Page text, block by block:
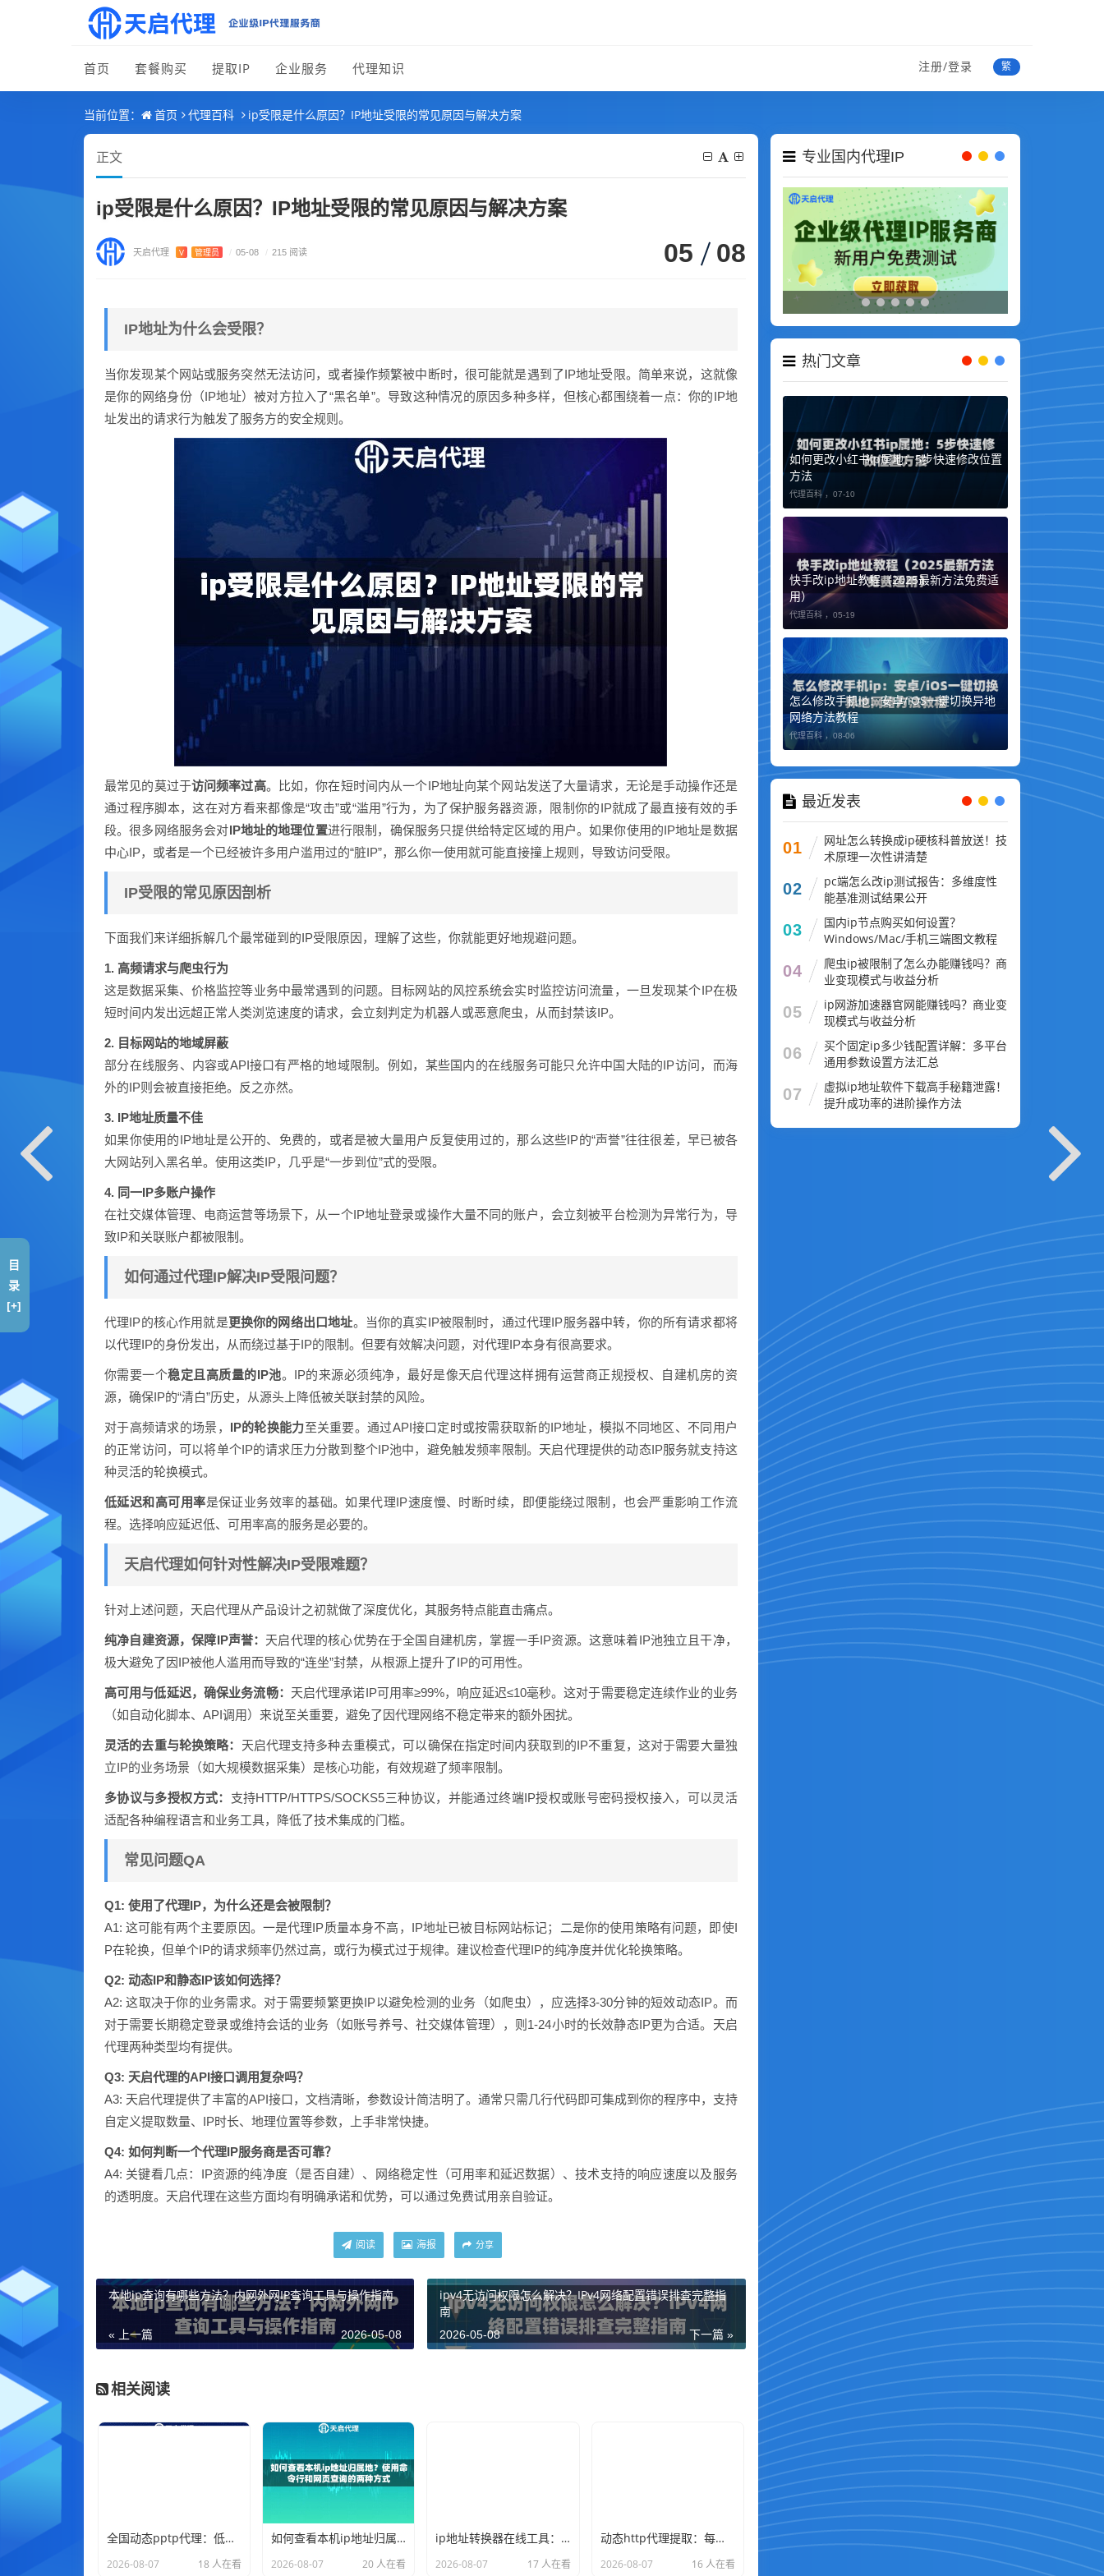
首页 套餐购买 提取IP 企业服务 代理知识 注册/登录 繁
当前位置： 首页 代理百科 ip受限是什么原因？IP地址受限的常见原因与解决方案
正文
ip受限是什么原因？IP地址受限的常见原因与解决方案
天启代理 V 管理员 / 05-08 / 215 阅读 05 08
IP地址为什么会受限？
当你发现某个网站或服务突然无法访问，或者操作频繁被中断时，很可能就是遇到了IP地址受限。简单来说，这就像
是你的网络身份（IP地址）被对方拉入了“黑名单”。导致这种情况的原因多种多样，但核心都围绕着一点：你的IP地
址发出的请求行为触发了服务方的安全规则。
最常见的莫过于访问频率过高。比如，你在短时间内从一个IP地址向某个网站发送了大量请求，无论是手动操作还是
通过程序脚本，这在对方看来都像是“攻击”或“滥用”行为，为了保护服务器资源，限制你的IP就成了最直接有效的手
段。很多网络服务会对IP地址的地理位置进行限制，确保服务只提供给特定区域的用户。如果你使用的IP地址是数据
中心IP，或者是一个已经被许多用户滥用过的“脏IP”，那么你一使用就可能直接撞上规则，导致访问受限。
IP受限的常见原因剖析
下面我们来详细拆解几个最常碰到的IP受限原因，理解了这些，你就能更好地规避问题。
1. 高频请求与爬虫行为
这是数据采集、价格监控等业务中最常遇到的问题。目标网站的风控系统会实时监控访问流量，一旦发现某个IP在极
短时间内发出远超正常人类浏览速度的请求，会立刻判定为机器人或恶意爬虫，从而封禁该IP。
2. 目标网站的地域屏蔽
部分在线服务、内容或API接口有严格的地域限制。例如，某些国内的在线服务可能只允许中国大陆的IP访问，而海
外的IP则会被直接拒绝。反之亦然。
3. IP地址质量不佳
如果你使用的IP地址是公开的、免费的，或者是被大量用户反复使用过的，那么这些IP的“声誉”往往很差，早已被各
大网站列入黑名单。使用这类IP，几乎是“一步到位”式的受限。
4. 同一IP多账户操作
在社交媒体管理、电商运营等场景下，从一个IP地址登录或操作大量不同的账户，会立刻被平台检测为异常行为，导
致IP和关联账户都被限制。
如何通过代理IP解决IP受限问题？
代理IP的核心作用就是更换你的网络出口地址。当你的真实IP被限制时，通过代理IP服务器中转，你的所有请求都将
以代理IP的身份发出，从而绕过基于IP的限制。但要有效解决问题，对代理IP本身有很高要求。
你需要一个稳定且高质量的IP池。IP的来源必须纯净，最好是像天启代理这样拥有运营商正规授权、自建机房的资
源，确保IP的“清白”历史，从源头上降低被关联封禁的风险。
对于高频请求的场景， IP的轮换能力至关重要。通过API接口定时或按需获取新的IP地址，模拟不同地区、不同用户
的正常访问，可以将单个IP的请求压力分散到整个IP池中，避免触发频率限制。天启代理提供的动态IP服务就支持这
种灵活的轮换模式。
低延迟和高可用率是保证业务效率的基础。如果代理IP速度慢、时断时续，即便能绕过限制，也会严重影响工作流
程。选择响应延迟低、可用率高的服务是必要的。
天启代理如何针对性解决IP受限难题？
针对上述问题，天启代理从产品设计之初就做了深度优化，其服务特点能直击痛点。
纯净自建资源，保障IP声誉： 天启代理的核心优势在于全国自建机房，掌握一手IP资源。这意味着IP池独立且干净，
极大避免了因IP被他人滥用而导致的“连坐”封禁，从根源上提升了IP的可用性。
高可用与低延迟，确保业务流畅： 天启代理承诺IP可用率≥99%，响应延迟≤10毫秒。这对于需要稳定连续作业的业务
（如自动化脚本、API调用）来说至关重要，避免了因代理网络不稳定带来的额外困扰。
灵活的去重与轮换策略： 天启代理支持多种去重模式，可以确保在指定时间内获取到的IP不重复，这对于需要大量独
立IP的业务场景（如大规模数据采集）是核心功能，有效规避了频率限制。
多协议与多授权方式： 支持HTTP/HTTPS/SOCKS5三种协议，并能通过终端IP授权或账号密码授权接入，可以灵活
适配各种编程语言和业务工具，降低了技术集成的门槛。
常见问题QA
Q1: 使用了代理IP，为什么还是会被限制？
A1: 这可能有两个主要原因。一是代理IP质量本身不高，IP地址已被目标网站标记；二是你的使用策略有问题，即使I
P在轮换，但单个IP的请求频率仍然过高，或行为模式过于规律。建议检查代理IP的纯净度并优化轮换策略。
Q2: 动态IP和静态IP该如何选择？
A2: 这取决于你的业务需求。对于需要频繁更换IP以避免检测的业务（如爬虫），应选择3-30分钟的短效动态IP。而
对于需要长期稳定登录或维持会话的业务（如账号养号、社交媒体管理），则1-24小时的长效静态IP更为合适。天启
代理两种类型均有提供。
Q3: 天启代理的API接口调用复杂吗？
A3: 天启代理提供了丰富的API接口，文档清晰，参数设计简洁明了。通常只需几行代码即可集成到你的程序中，支持
自定义提取数量、IP时长、地理位置等参数，上手非常快捷。
Q4: 如何判断一个代理IP服务商是否可靠？
A4: 关键看几点：IP资源的纯净度（是否自建）、网络稳定性（可用率和延迟数据）、技术支持的响应速度以及服务
的透明度。天启代理在这些方面均有明确承诺和优势，可以通过免费试用亲自验证。
阅读 海报 分享
本地ip查询有哪些方法？内网外网IP查询工具与操作指南
« 上一篇 2026-05-08
ipv4无访问权限怎么解决？IPv4网络配置错误排查完整指
南
下一篇 »
2026-05-08
相关阅读
全国动态pptp代理：低价混拨节点，适合非重要业务的ip更换
2026-08-07 18 人在看
如何查看本机ip地址归属地？使用命令行和网页查询的两种方式
2026-08-07 20 人在看
ip地址转换器在线工具：将域名转换为ip或ip查询详细地址
2026-08-07 17 人在看
动态http代理提取：每次请求返回新ip的API接口调用示例
2026-08-07 16 人在看
专业国内代理IP
热门文章
如何更改小红书ip属地：5步快速修改位置
方法
代理百科 ， 07-10
快手改ip地址教程（2025最新方法免费适
用）
代理百科 ， 05-19
怎么修改手机ip：安卓/iOS一键切换异地
网络方法教程
代理百科 ， 08-06
最近发表
01
网址怎么转换成ip硬核科普放送！技
术原理一次性讲清楚
02
pc端怎么改ip测试报告：多维度性
能基准测试结果公开
03
国内ip节点购买如何设置？
Windows/Mac/手机三端图文教程
04
爬虫ip被限制了怎么办能赚钱吗？商
业变现模式与收益分析
05
ip网游加速器官网能赚钱吗？商业变
现模式与收益分析
06
买个固定ip多少钱配置详解：多平台
通用参数设置方法汇总
07
虚拟ip地址软件下载高手秘籍泄露！
提升成功率的进阶操作方法
目
录
[+]